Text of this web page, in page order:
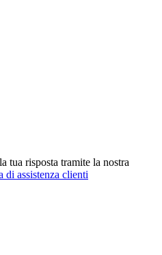
tua risposta tramite la nostra
di assistenza clienti